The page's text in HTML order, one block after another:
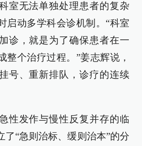
室无法单独处理患者的复杂
启动多学科会诊机制。“科室
诊，就是为了确保患者在一
整个治疗过程。”姜志辉说，
号、重新排队，诊疗的连续
性发作与慢性反复并存的临
了“急则治标、缓则治本”的分